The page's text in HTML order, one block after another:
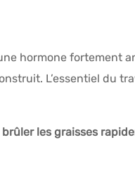
hormone fortement
L’essentiel du
brûler les graisses